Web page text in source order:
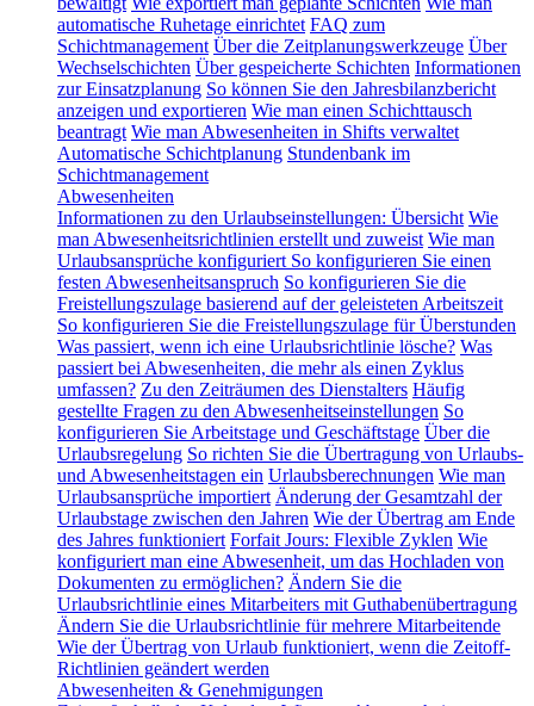
automatische Ruhetage einrichtet FAQ zum
Schichtmanagement Über die Zeitplanungswerkzeuge Über
Wechselschichten Über gespeicherte Schichten Informationen
zur Einsatzplanung So können Sie den Jahresbilanzbericht
anzeigen und exportieren Wie man einen Schichttausch
beantragt Wie man Abwesenheiten in Shifts verwaltet
Automatische Schichtplanung Stundenbank im
Schichtmanagement
Abwesenheiten
Informationen zu den Urlaubseinstellungen: Übersicht Wie
man Abwesenheitsrichtlinien erstellt und zuweist Wie man
Urlaubsansprüche konfiguriert So konfigurieren Sie einen
festen Abwesenheitsanspruch So konfigurieren Sie die
Freistellungszulage basierend auf der geleisteten Arbeitszeit
So konfigurieren Sie die Freistellungszulage für Überstunden
Was passiert, wenn ich eine Urlaubsrichtlinie lösche? Was
passiert bei Abwesenheiten, die mehr als einen Zyklus
umfassen? Zu den Zeiträumen des Dienstalters Häufig
gestellte Fragen zu den Abwesenheitseinstellungen So
konfigurieren Sie Arbeitstage und Geschäftstage Über die
Urlaubsregelung So richten Sie die Übertragung von Urlaubs-
und Abwesenheitstagen ein Urlaubsberechnungen Wie man
Urlaubsansprüche importiert Änderung der Gesamtzahl der
Urlaubstage zwischen den Jahren Wie der Übertrag am Ende
des Jahres funktioniert Forfait Jours: Flexible Zyklen Wie
konfiguriert man eine Abwesenheit, um das Hochladen von
Dokumenten zu ermöglichen? Ändern Sie die
Urlaubsrichtlinie eines Mitarbeiters mit Guthabenübertragung
Ändern Sie die Urlaubsrichtlinie für mehrere Mitarbeitende
Wie der Übertrag von Urlaub funktioniert, wenn die Zeitoff-
Richtlinien geändert werden
Abwesenheiten & Genehmigungen